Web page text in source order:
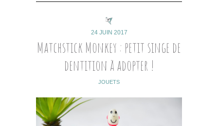
24 JUIN 2017
Matchstick Monkey : petit singe de
dentition à adopter !
JOUETS